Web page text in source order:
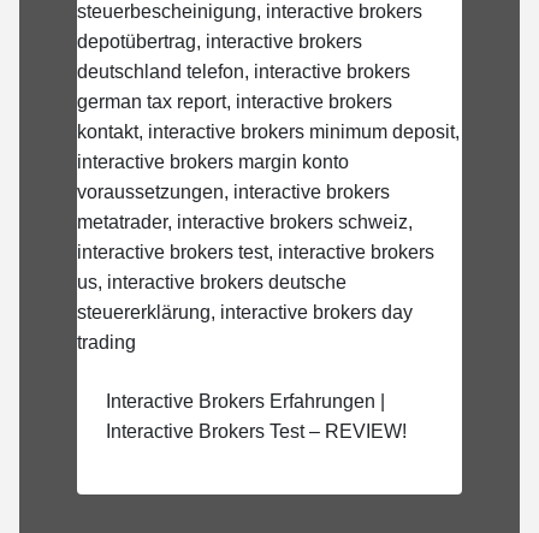
Interactive Brokers Erfahrungen |
Interactive Brokers Test – REVIEW!